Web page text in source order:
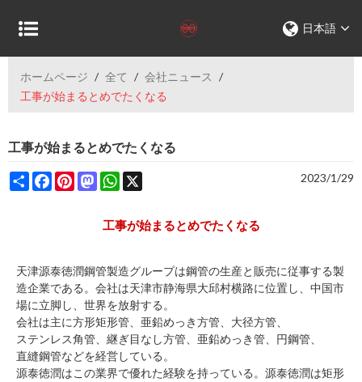
日本語
ホームページ / 全て / 会社ニュース /
工事が始まるとめでたくなる
工事が始まるとめでたくなる
ShareFacebookPinterestMastodonWhatsApp 2023/1/29
工事が始まるとめでたくなる
天津源泰徳潤鋼管製造グループは鋼管の生産と販売に従事する製
造企業である。会社は天津市静海県大邱村横路に位置し、中国市
場に立脚し、世界を放射する。
会社は主に方形矩形管 亜鉛めっき方管 大径方管
ステンレス角管
継ぎ目なし方管 亜鉛めっき管 、円鋼管、
直縫鋼管などを経営している。
源泰徳潤はこの業界で優れた経験を持っている。源泰徳潤は矩形